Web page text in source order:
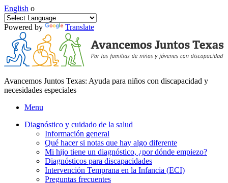
English o
Powered by Translate
Avancemos Juntos Texas: Ayuda para niños con discapacidad y
necesidades especiales
Menu
Diagnóstico y cuidado de la salud
Información general
Qué hacer si notas que hay algo diferente
Mi hijo tiene un diagnóstico, ¿por dónde empiezo?
Diagnósticos para discapacidades
Intervención Temprana en la Infancia (ECI)
Preguntas frecuentes